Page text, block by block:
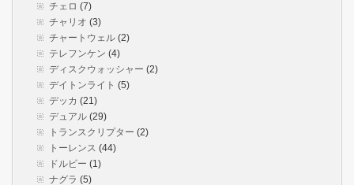
チェロ (7)
チャリオ (3)
チャートウェル (2)
テレフンケン (4)
ディスクウォッシャー (2)
デイトンライト (5)
デッカ (21)
デュアル (29)
トランスクリプター (2)
トーレンス (44)
ドルビー (1)
ナグラ (5)